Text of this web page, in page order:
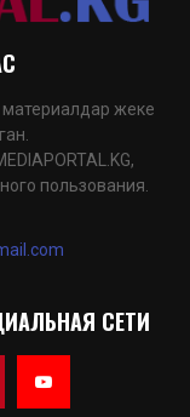
материалдар жеке
пользования.
СЕТИ